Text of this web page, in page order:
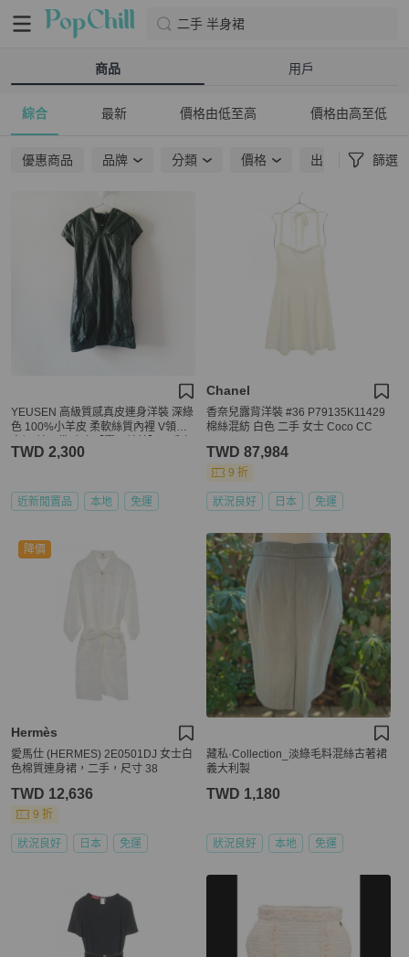
二手 半身裙
商品 用戶
綜合 最新 價格由低至高 價格由高至低
優惠商品 品牌 分類 價格 出貨地點 篩選
YEUSEN 高級質感真皮連身洋裝 深綠
色 100%小羊皮 柔軟絲質內裡 V領連
TWD 2,300
近新閒置品 本地 免運
Chanel
香奈兒露背洋裝 #36 P79135K11429
棉絲混紡 白色 二手 女士 Coco CC
TWD 87,984
9 折
狀況良好 日本 免運
降價
Hermès
愛馬仕 (HERMES) 2E0501DJ 女士白
色棉質連身裙，二手，尺寸 38
TWD 12,636
9 折
狀況良好 日本 免運
藏私·Collection_淡綠毛料混絲古著裙
義大利製
TWD 1,180
狀況良好 本地 免運